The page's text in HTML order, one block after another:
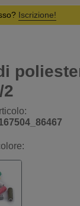
Iscrizione!
2